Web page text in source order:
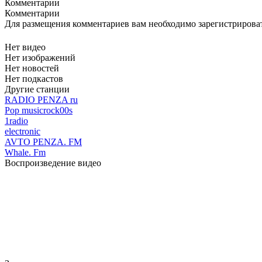
Комментарии
Комментарии
Для размещения комментариев вам необходимо
Нет видео
Нет изображений
Нет новостей
Нет подкастов
Другие станции
RADIO PENZA ru
Pop musicrock00s
1radio
electronic
AVTO PENZA. FM
Whale. Fm
Воспроизведение видео